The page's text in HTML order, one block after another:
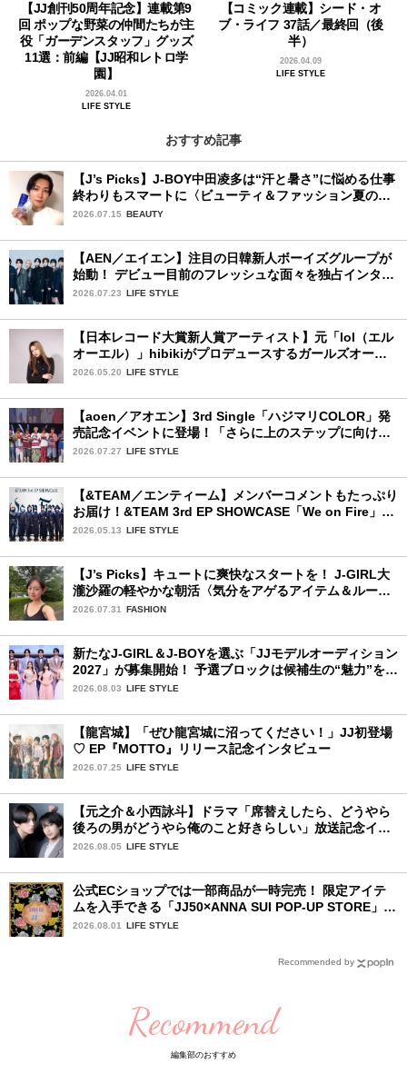
【JJ創刊50周年記念】連載第9
回 ポップな野菜の仲間たちが主
役「ガーデンスタッフ」グッズ
11選：前編【JJ昭和レトロ学
園】
2026.04.01
LIFE STYLE
【コミック連載】シード・オ
ブ・ライフ 37話／最終回（後
半）
2026.04.09
LIFE STYLE
おすすめ記事
【J’s Picks】J-BOY中田凌多は“汗と暑さ”に悩める仕事
終わりもスマートに〈ビューティ＆ファッション夏の必
需品〉
2026.07.15 BEAUTY
【AEN／エイエン】注目の日韓新人ボーイズグループが
始動！ デビュー目前のフレッシュな面々を独占インタビ
ュー。7人の魅力に迫ります♪
2026.07.23 LIFE STYLE
【日本レコード大賞新人賞アーティスト】元「lol（エル
オーエル）」hibikiがプロデュースするガールズオーデ
ィションが始動！ 応募は5月31日（日）まで
2026.05.20 LIFE STYLE
【aoen／アオエン】3rd Single「ハジマリCOLOR」発
売記念イベントに登場！「さらに上のステップに向けた
新たなハジマリになるように」と爽やかな笑顔で意気込
2026.07.27 LIFE STYLE
【&TEAM／エンティーム】メンバーコメントもたっぷり
お届け！&TEAM 3rd EP SHOWCASE「We on Fire」を
詳細レポート【前編】
2026.05.13 LIFE STYLE
【J’s Picks】キュートに爽快なスタートを！ J-GIRL大
瀧沙羅の軽やかな朝活〈気分をアゲるアイテム＆ルーテ
ィーン〉
2026.07.31 FASHION
新たなJ-GIRL＆J-BOYを選ぶ「JJモデルオーディション
2027」が募集開始！ 予選ブロックは候補生の“魅力”を重
視した「新システム」に変わります
2026.08.03 LIFE STYLE
【龍宮城】「ぜひ龍宮城に沼ってください！」JJ初登場
♡ EP『MOTTO』リリース記念インタビュー
2026.07.25 LIFE STYLE
【元之介＆小西詠斗】ドラマ「席替えしたら、どうやら
後ろの男がどうやら俺のこと好きらしい」放送記念イン
タビュー♡ 「自然と詠斗くんが可愛く見えたんです」
2026.08.05 LIFE STYLE
公式ECショップでは一部商品が一時完売！ 限定アイテ
ムを入手できる「JJ50×ANNA SUI POP-UP STORE」が
広島で開催決定
2026.08.01 LIFE STYLE
Recommended by
Recommend
編集部のおすすめ